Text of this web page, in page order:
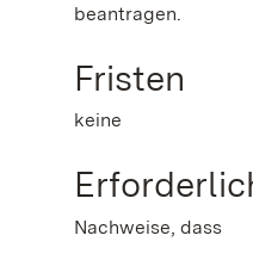
beantragen.
Fristen
keine
Nachweise, dass